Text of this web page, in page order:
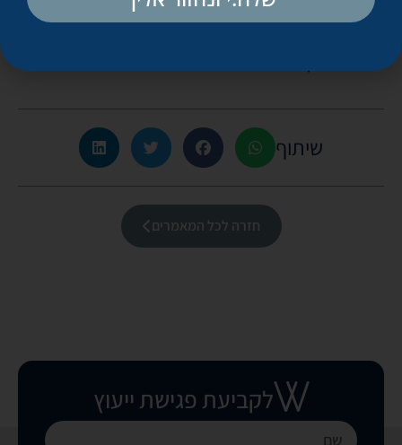
בחיטוב ובמבנה של הגוף הנשי. בתום שנה מהלידה ניתן להיוועץ
שיתוף
חזרה לכל המאמרים
לקביעת פגישת ייעוץ